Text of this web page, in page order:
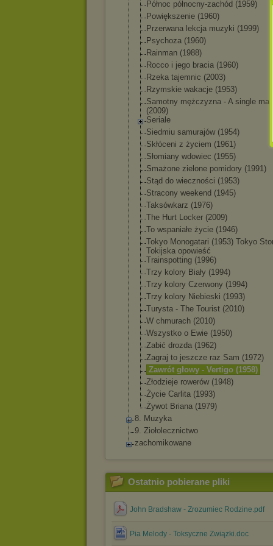
Północ północny-zachód (1959)
Powiększenie (1960)
Przerwana lekcja muzyki (1999)
Psychoza (1960)
Rainman (1988)
Rocco i jego bracia (1960)
Rzeka tajemnic (2003)
Rzymskie wakacje (1953)
Samotny mężczyzna - A single man
(2009)
Seriale
Siedmiu samurajów (1954)
Skłóceni z życiem (1961)
Słomiany wdowiec (1955)
Smażone zielone pomidory (1991)
Stąd do wieczności (1953)
Stracony weekend (1945)
Taksówkarz (1976)
The Hurt Locker (2009)
To wspaniałe życie (1946)
Tokyo Monogatari (1953) Tokyo
Tokijska opowieść
Trainspotting (1996)
Trzy kolory Biały (1994)
Trzy kolory Czerwony (1994)
Trzy kolory Niebieski (1993)
Turysta - The Tourist (2010)
W chmurach (2010)
Wszystko o Ewie (1950)
Zabić drozda (1962)
Zagraj to jeszcze raz Sam (1972)
Zawrót głowy - Vertigo (1958)
Złodzieje rowerów (1948)
Życie Carlita (1993)
Żywot Briana (1979)
8. Muzyka
9. Ziołolecznictwo
zachomikowane
Ostatnio pobierane pliki
John Bradshaw - Zrozumiec Rodzine.pdf
Pia Melody - Toksyczne Związki.doc